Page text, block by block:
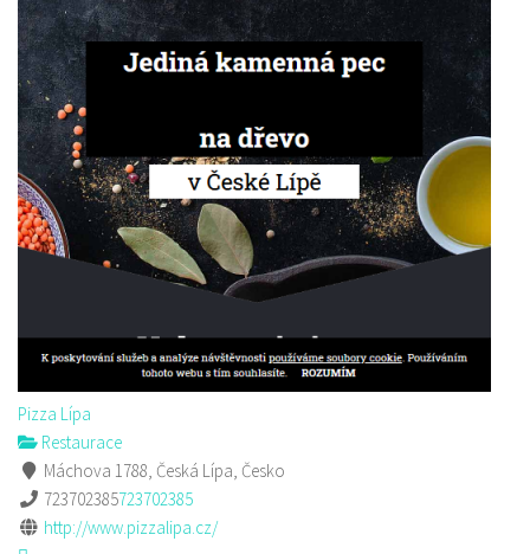
Pizza Lípa
Restaurace
Máchova 1788, Česká Lípa, Česko
723702385723702385
http://www.pizzalipa.cz/